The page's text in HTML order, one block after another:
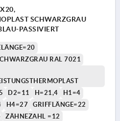
SCHWARZGRAU
PASSIVIERT
RAL 7021
D2=11 H=21,4
H1=4
H4=27
GRIFFLÄNGE=22
ZÄHNEZAHL =12